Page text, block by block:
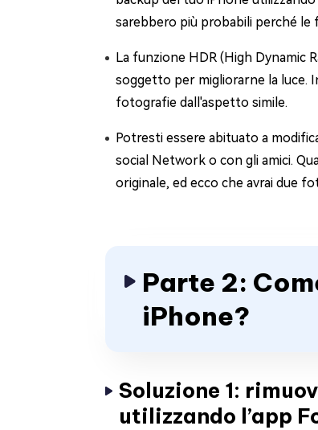
sarebbero più probabili perché le
La funzione HDR (High Dynamic
soggetto per migliorarne la luce.
fotografie dall'aspetto simile.
Potresti essere abituato a
social Network o con gli amici.
originale, ed ecco che avrai due
Parte 2:
iPhone?
Soluzione 1:
utilizzando l’app